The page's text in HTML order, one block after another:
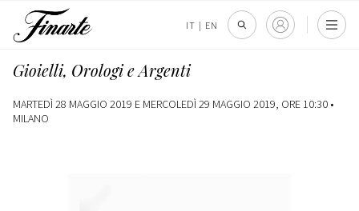
IT | EN
Gioielli, Orologi e Argenti
MARTEDÌ 28 MAGGIO 2019 E MERCOLEDÌ 29 MAGGIO 2019, ORE 10:30 •
MILANO